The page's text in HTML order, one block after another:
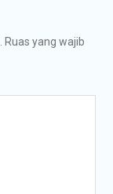
Ruas yang wajib